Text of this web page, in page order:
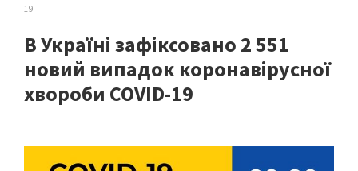
19
В Україні зафіксовано 2 551
новий випадок коронавірусної
хвороби COVID-19